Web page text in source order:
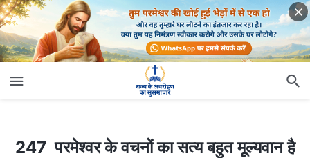
247 परमेश्वर के वचनों का सत्य बहुत मूल्यवान है
247 परमेश्वर के वचनों का सत्य बहुत मूल्यवान है